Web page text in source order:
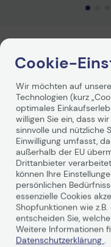
Samsung Laser-
Geräteperformance
Samsung wird
und bietet beste
hervorragende
Technische
Cookie-
Wir möchten auf
Technologien (kurz
optimales
willigen Sie ein, dass
sinnvolle und nützliche
Einwilligung umfasst,
außerhalb der EU
Drittanbieter
können Ihre
persönlichen
essenzielle Cookies
Shopfunktionen wie
entscheiden Sie,
Weitere Informationen
Datenschutzerklärung .